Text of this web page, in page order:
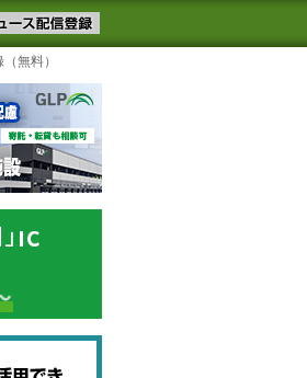
流ニュースメール配信を登録す
テーマ
無料）